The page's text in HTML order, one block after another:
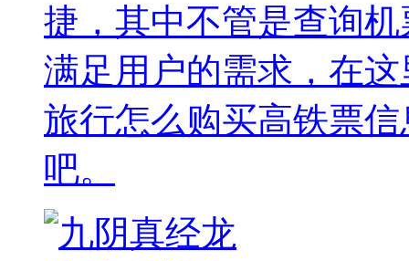
捷，其中不管是查询
满足用户的需求，在
旅行怎么购买高铁票
吧。